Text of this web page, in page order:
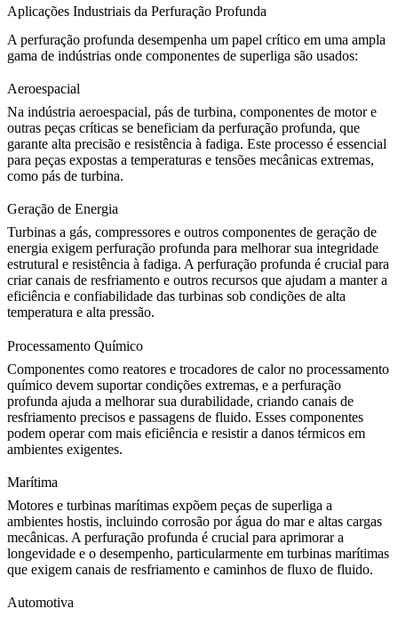
Aplicações Industriais da Perfuração Profunda
A perfuração profunda desempenha um papel crítico em uma ampla
gama de indústrias onde componentes de superliga são usados:
Aeroespacial
Na indústria aeroespacial, pás de turbina, componentes de motor e
outras peças críticas se beneficiam da perfuração profunda, que
garante alta precisão e resistência à fadiga. Este processo é essencial
para peças expostas a temperaturas e tensões mecânicas extremas,
como pás de turbina.
Geração de Energia
Turbinas a gás, compressores e outros componentes de geração de
energia exigem perfuração profunda para melhorar sua integridade
estrutural e resistência à fadiga. A perfuração profunda é crucial para
criar canais de resfriamento e outros recursos que ajudam a manter a
eficiência e confiabilidade das turbinas sob condições de alta
temperatura e alta pressão.
Processamento Químico
Componentes como reatores e trocadores de calor no processamento
químico devem suportar condições extremas, e a perfuração
profunda ajuda a melhorar sua durabilidade, criando canais de
resfriamento precisos e passagens de fluido. Esses componentes
podem operar com mais eficiência e resistir a danos térmicos em
ambientes exigentes.
Marítima
Motores e turbinas marítimas expõem peças de superliga a
ambientes hostis, incluindo corrosão por água do mar e altas cargas
mecânicas. A perfuração profunda é crucial para aprimorar a
longevidade e o desempenho, particularmente em turbinas marítimas
que exigem canais de resfriamento e caminhos de fluxo de fluido.
Automotiva